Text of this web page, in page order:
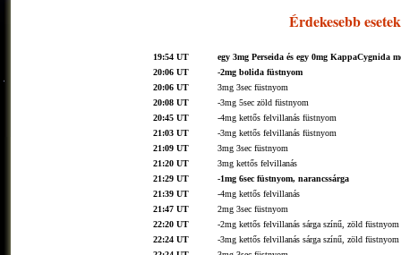
Érdekesebb esetek
19:54 UT
egy 3mg Perseida és egy 0mg KappaCygnida
20:06 UT
-2mg bolida füstnyom
20:06 UT
3mg 3sec füstnyom
20:08 UT
-3mg 5sec zöld füstnyom
20:45 UT
-4mg kettős felvillanás füstnyom
21:03 UT
-3mg kettős felvillanás füstnyom
21:09 UT
3mg 3sec füstnyom
21:20 UT
3mg kettős felvillanás
21:29 UT
-1mg 6sec füstnyom, narancssárga
21:39 UT
-4mg kettős felvillanás
21:47 UT
2mg 3sec füstnyom
22:20 UT
-2mg kettős felvillanás sárga színű, zöld füstnyom
22:24 UT
-3mg kettős felvillanás sárga színű, zöld füstnyom